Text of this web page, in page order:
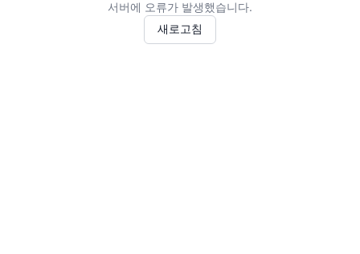
서버에 오류가 발생했습니다.
새로고침